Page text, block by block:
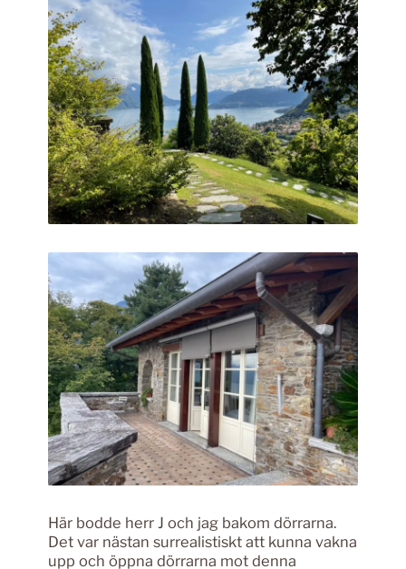
Här bodde herr J och jag bakom dörrarna.
Det var nästan surrealistiskt att kunna vakna
upp och öppna dörrarna mot denna